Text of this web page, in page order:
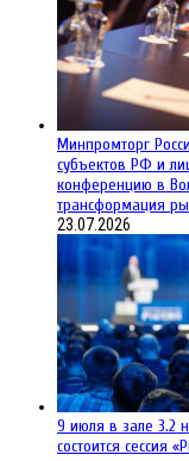
Минпромторг
субъектов РФ и
конференцию в
трансформация
23.07.2026
9 июля в зале 3.2
состоится сессия